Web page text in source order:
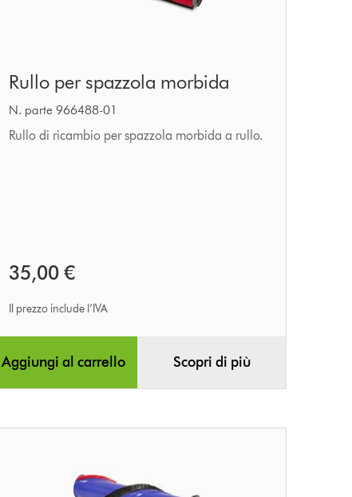
per
spazzola
morbida
Rullo per spazzola morbida
N. parte 966488-01
Rullo di ricambio per spazzola morbida a rullo.
35,00 €
Il prezzo include l’IVA
Aggiungi al carrello Scopri di più